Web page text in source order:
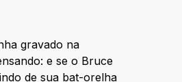
gravado na
e se o Bruce
de sua bat-orelha